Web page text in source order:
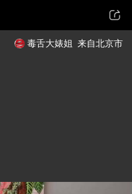
毒舌大婊姐 来自北京市